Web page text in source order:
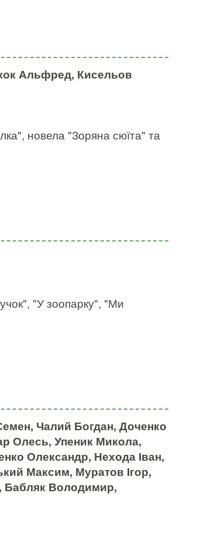
Альфред, Кисельов
новела "Зоряна сюїта" та
"У зоопарку", "Ми
Чалий Богдан, Доченко
Олесь, Упеник Микола,
Олександр, Нехода Іван,
Максим, Муратов Ігор,
Бабляк Володимир,